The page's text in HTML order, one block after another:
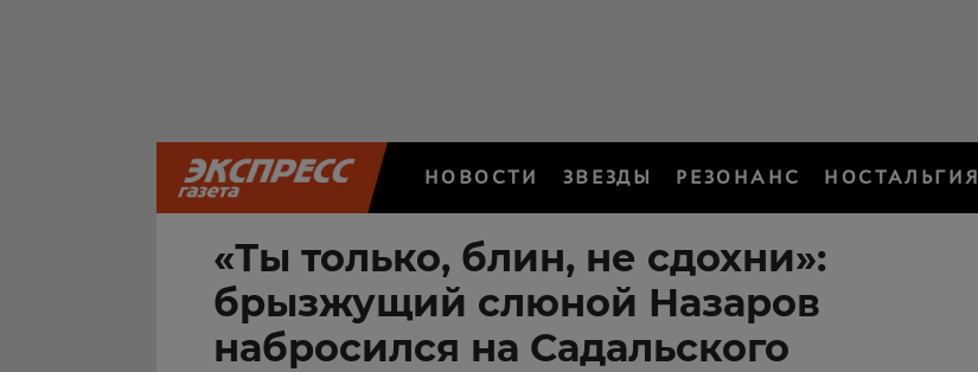
НОВОСТИ ЗВЕЗДЫ РЕЗОНАНС НОСТАЛЬГИЯ
«Ты только, блин, не сдохни»:
брызжущий слюной Назаров
набросился на Садальского